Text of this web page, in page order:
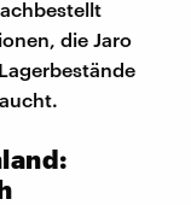
die Jaro